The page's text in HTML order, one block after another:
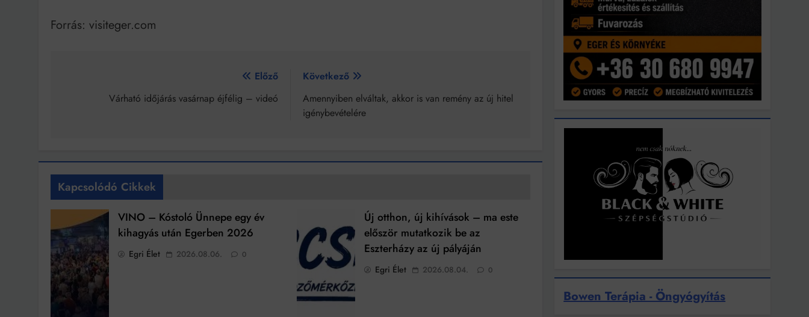
Forrás: visiteger.com
navigáció
Előző
Várható időjárás vasárnap éjfélig – videó
Következő
Amennyiben elváltak, akkor is van remény az új hitel
igénybevételére
Kapcsolódó Cikkek
VINO – Kóstoló Ünnepe egy év
kihagyás után Egerben 2026
Egri Élet 2026.08.06. 0
Új otthon, új kihívások – ma este
először mutatkozik be az
Eszterházy az új pályáján
Egri Élet 2026.08.04. 0
Bowen Terápia - Öngyógyítás